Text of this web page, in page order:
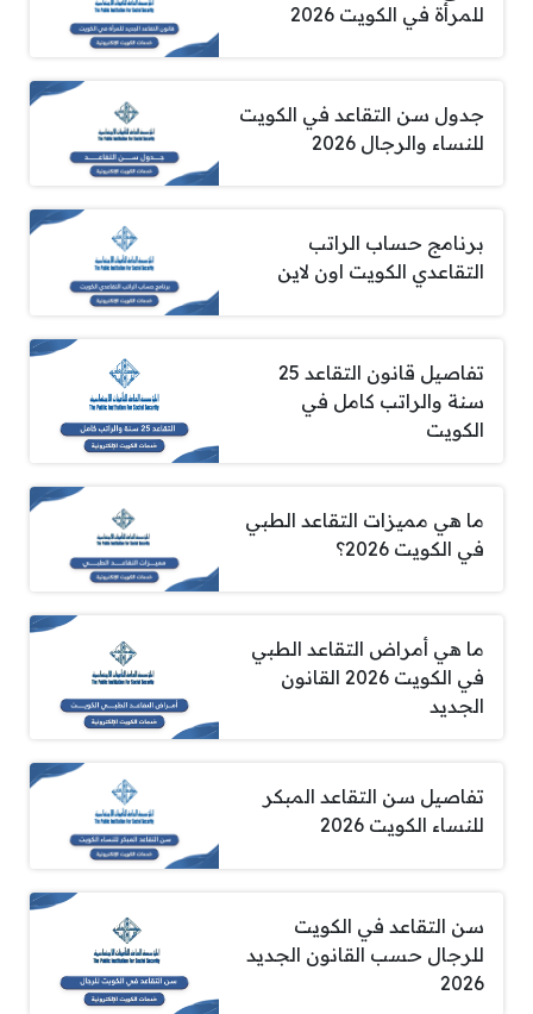
للمرأة في الكويت 2026
جدول سن التقاعد في الكويت
للنساء والرجال 2026
برنامج حساب الراتب
التقاعدي الكويت اون لاين
تفاصيل قانون التقاعد 25
سنة والراتب كامل في
الكويت
ما هي مميزات التقاعد الطبي
في الكويت 2026؟
ما هي أمراض التقاعد الطبي
في الكويت 2026 القانون
الجديد
تفاصيل سن التقاعد المبكر
للنساء الكويت 2026
سن التقاعد في الكويت
للرجال حسب القانون الجديد
2026